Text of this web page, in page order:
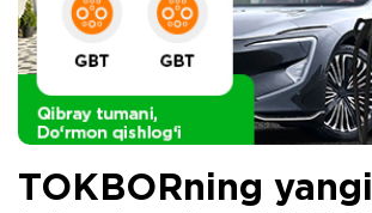
TOKBORning yangi